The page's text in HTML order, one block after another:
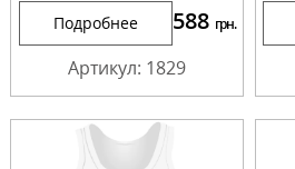
Подробнее 588 грн.
Артикул: 1829